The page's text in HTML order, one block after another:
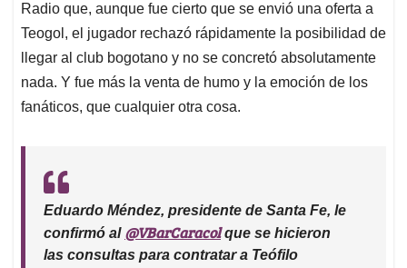
Radio que, aunque fue cierto que se envió una oferta a
Teogol, el jugador rechazó rápidamente la posibilidad de
llegar al club bogotano y no se concretó absolutamente
nada. Y fue más la venta de humo y la emoción de los
fanáticos, que cualquier otra cosa.
Eduardo Méndez, presidente de Santa Fe, le
confirmó al @VBarCaracolque se hicieron
las consultas para contratar a Teófilo